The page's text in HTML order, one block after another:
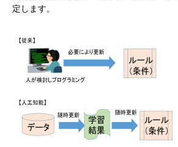
定します。